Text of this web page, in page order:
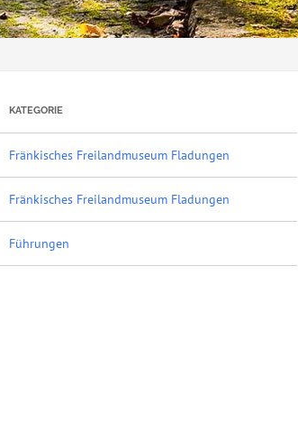
KATEGORIE
Fränkisches Freilandmuseum Fladungen
Fränkisches Freilandmuseum Fladungen
Führungen